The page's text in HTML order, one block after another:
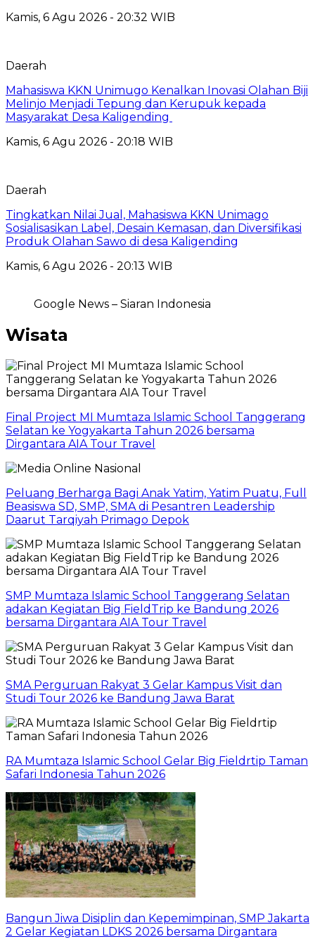
Kamis, 6 Agu 2026 - 20:32 WIB
Daerah
Mahasiswa KKN Unimugo Kenalkan Inovasi Olahan Biji
Melinjo Menjadi Tepung dan Kerupuk kepada
Masyarakat Desa Kaligending
Kamis, 6 Agu 2026 - 20:18 WIB
Daerah
Tingkatkan Nilai Jual, Mahasiswa KKN Unimago
Sosialisasikan Label, Desain Kemasan, dan Diversifikasi
Produk Olahan Sawo di desa Kaligending
Kamis, 6 Agu 2026 - 20:13 WIB
Google News – Siaran Indonesia
Wisata
Final Project MI Mumtaza Islamic School Tanggerang
Selatan ke Yogyakarta Tahun 2026 bersama
Dirgantara AIA Tour Travel
Peluang Berharga Bagi Anak Yatim, Yatim Puatu, Full
Beasiswa SD, SMP, SMA di Pesantren Leadership
Daarut Tarqiyah Primago Depok
SMP Mumtaza Islamic School Tanggerang Selatan
adakan Kegiatan Big FieldTrip ke Bandung 2026
bersama Dirgantara AIA Tour Travel
SMA Perguruan Rakyat 3 Gelar Kampus Visit dan
Studi Tour 2026 ke Bandung Jawa Barat
RA Mumtaza Islamic School Gelar Big Fieldrtip Taman
Safari Indonesia Tahun 2026
Bangun Jiwa Disiplin dan Kepemimpinan, SMP Jakarta
2 Gelar Kegiatan LDKS 2026 bersama Dirgantara